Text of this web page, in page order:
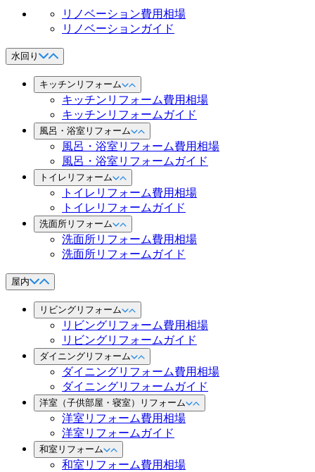
リノベーション費用相場
リノベーションガイド
水回り
キッチンリフォーム
キッチンリフォーム費用相場
キッチンリフォームガイド
風呂・浴室リフォーム
風呂・浴室リフォーム費用相場
風呂・浴室リフォームガイド
トイレリフォーム
トイレリフォーム費用相場
トイレリフォームガイド
洗面所リフォーム
洗面所リフォーム費用相場
洗面所リフォームガイド
屋内
リビングリフォーム
リビングリフォーム費用相場
リビングリフォームガイド
ダイニングリフォーム
ダイニングリフォーム費用相場
ダイニングリフォームガイド
洋室（子供部屋・寝室）リフォーム
洋室リフォーム費用相場
洋室リフォームガイド
和室リフォーム
和室リフォーム費用相場